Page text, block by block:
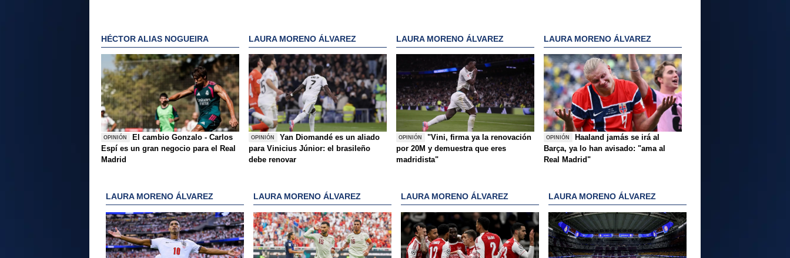
HÉCTOR ALIAS NOGUEIRA
OPINIÓN
El cambio Gonzalo - Carlos
Espí es un gran negocio para el Real
Madrid
LAURA MORENO ÁLVAREZ
OPINIÓN
Yan Diomandé es un aliado
para Vinicius Júnior: el brasileño
debe renovar
LAURA MORENO ÁLVAREZ
OPINIÓN
"Vini, firma ya la renovación
por 20M y demuestra que eres
madridista"
LAURA MORENO ÁLVAREZ
OPINIÓN
Haaland jamás se irá al
Barça, ya lo han avisado: "ama al
Real Madrid"
LAURA MORENO ÁLVAREZ LAURA MORENO ÁLVAREZ LAURA MORENO ÁLVAREZ LAURA MORENO ÁLVAREZ